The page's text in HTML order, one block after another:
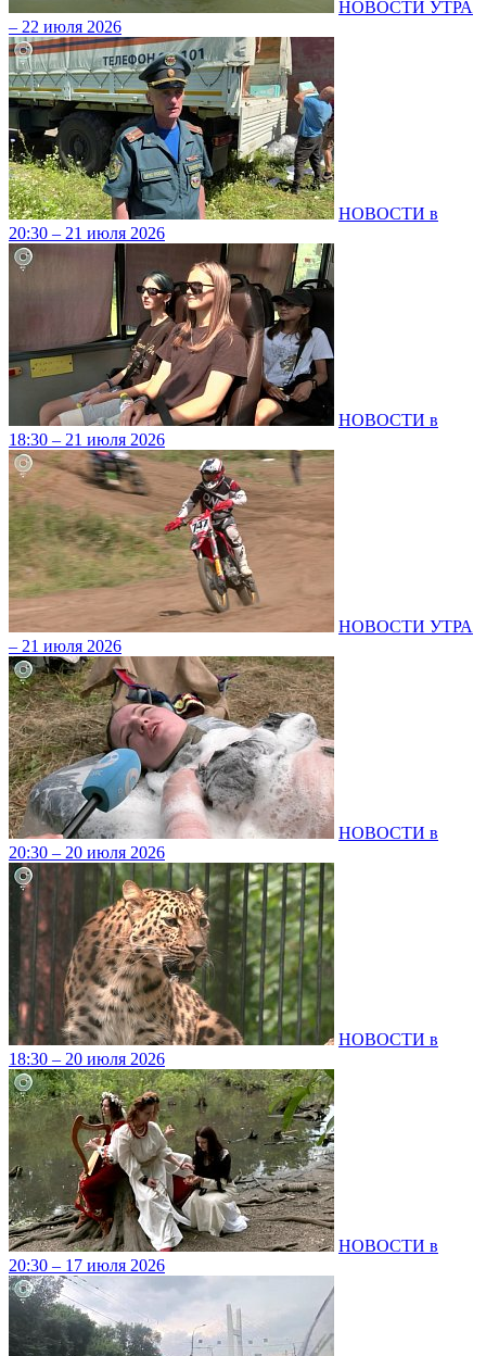
НОВОСТИ УТРА
– 22 июля 2026
НОВОСТИ в
20:30 – 21 июля 2026
НОВОСТИ в
18:30 – 21 июля 2026
НОВОСТИ УТРА
– 21 июля 2026
НОВОСТИ в
20:30 – 20 июля 2026
НОВОСТИ в
18:30 – 20 июля 2026
НОВОСТИ в
20:30 – 17 июля 2026